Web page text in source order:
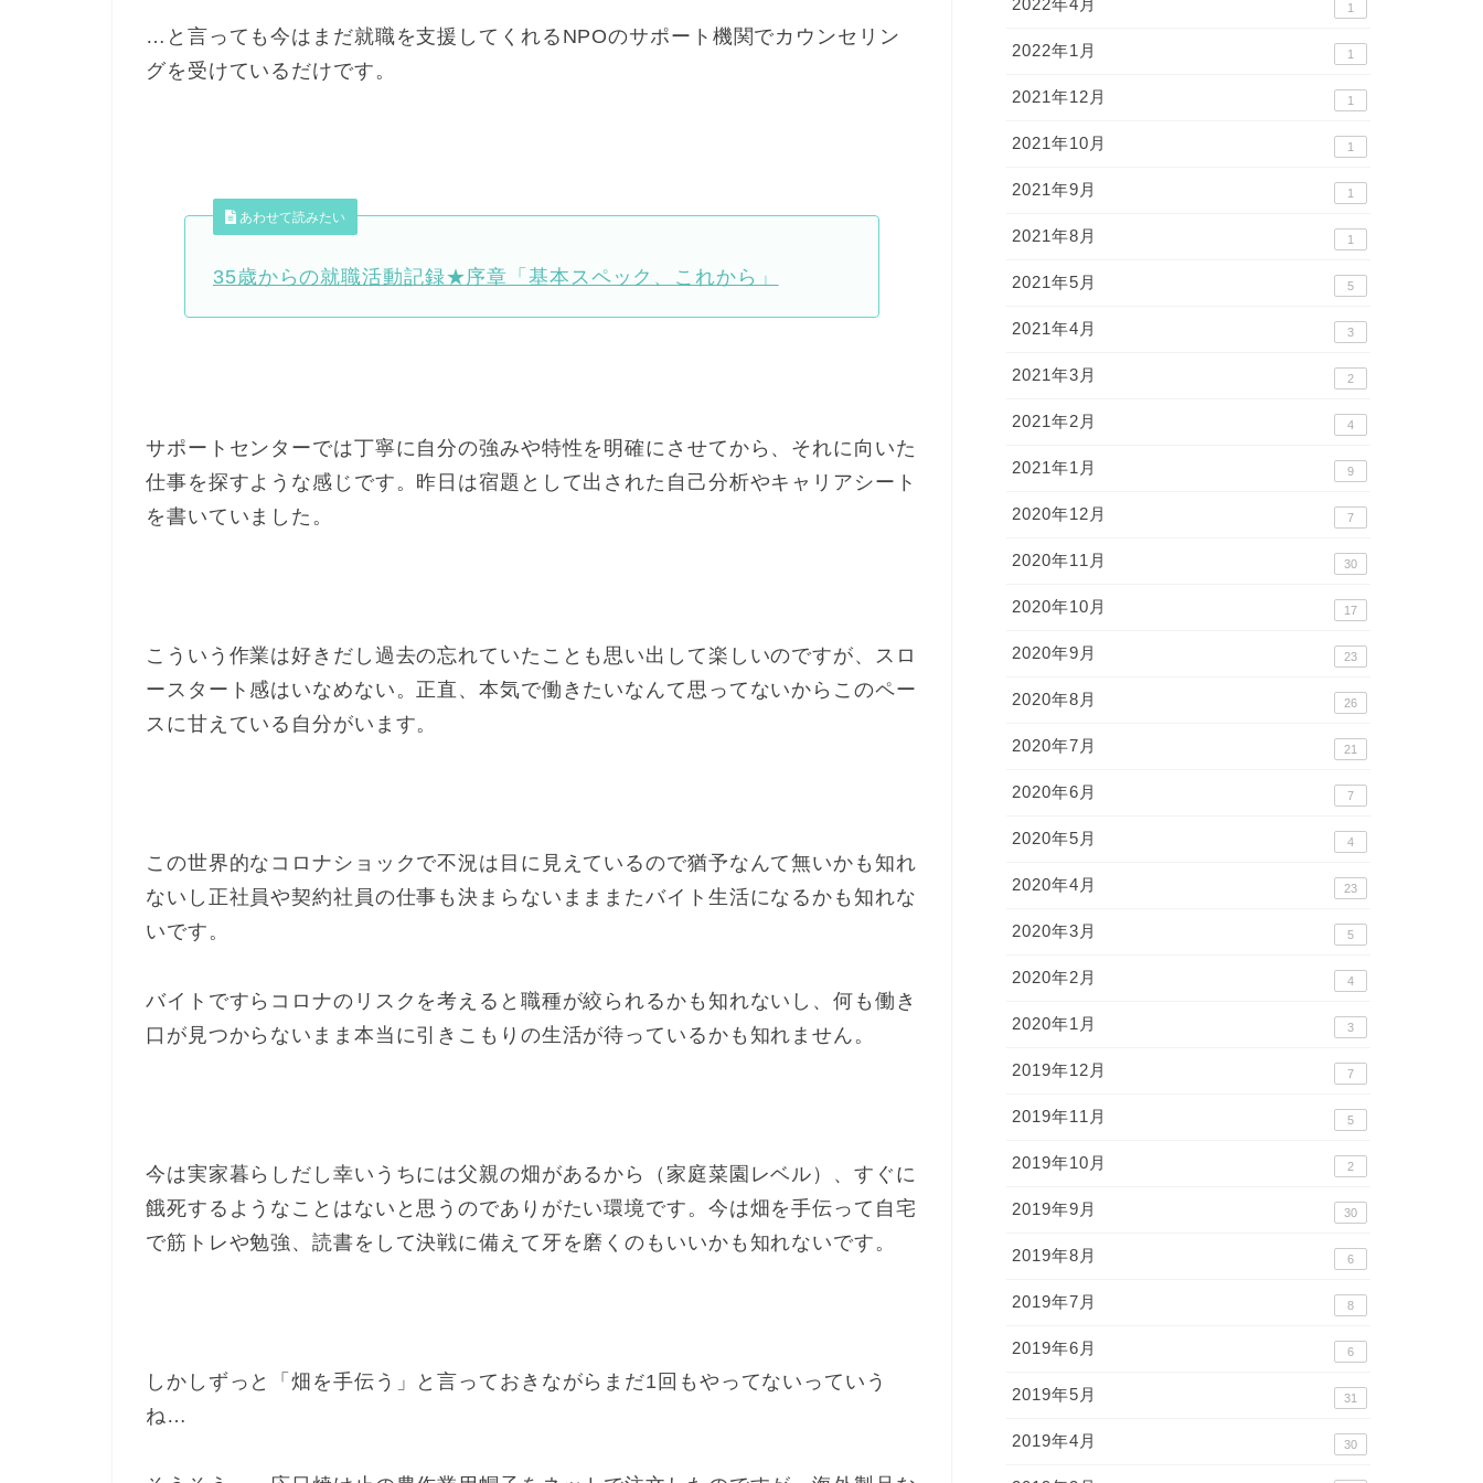
…と言っても今はまだ就職を支援してくれるNPOのサポート機関でカウンセリン
グを受けているだけです。
あわせて読みたい
35歳からの就職活動記録★序章「基本スペック、これから」
サポートセンターでは丁寧に自分の強みや特性を明確にさせてから、それに向いた
仕事を探すような感じです。昨日は宿題として出された自己分析やキャリアシート
を書いていました。
こういう作業は好きだし過去の忘れていたことも思い出して楽しいのですが、スロ
ースタート感はいなめない。正直、本気で働きたいなんて思ってないからこのペー
スに甘えている自分がいます。
この世界的なコロナショックで不況は目に見えているので猶予なんて無いかも知れ
ないし正社員や契約社員の仕事も決まらないまままたバイト生活になるかも知れな
いです。
バイトですらコロナのリスクを考えると職種が絞られるかも知れないし、何も働き
口が見つからないまま本当に引きこもりの生活が待っているかも知れません。
今は実家暮らしだし幸いうちには父親の畑があるから（家庭菜園レベル）、すぐに
餓死するようなことはないと思うのでありがたい環境です。今は畑を手伝って自宅
で筋トレや勉強、読書をして決戦に備えて牙を磨くのもいいかも知れないです。
しかしずっと「畑を手伝う」と言っておきながらまだ1回もやってないっていう
ね…
2022年4月 1
2022年1月 1
2021年12月 1
2021年10月 1
2021年9月 1
2021年8月 1
2021年5月 5
2021年4月 3
2021年3月 2
2021年2月 4
2021年1月 9
2020年12月 7
2020年11月 30
2020年10月 17
2020年9月 23
2020年8月 26
2020年7月 21
2020年6月 7
2020年5月 4
2020年4月 23
2020年3月 5
2020年2月 4
2020年1月 3
2019年12月 7
2019年11月 5
2019年10月 2
2019年9月 30
2019年8月 6
2019年7月 8
2019年6月 6
2019年5月 31
2019年4月 30